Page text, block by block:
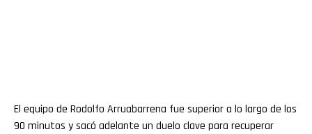
El equipo de Rodolfo Arruabarrena fue superior a lo largo de los
90 minutos y sacó adelante un duelo clave para recuperar